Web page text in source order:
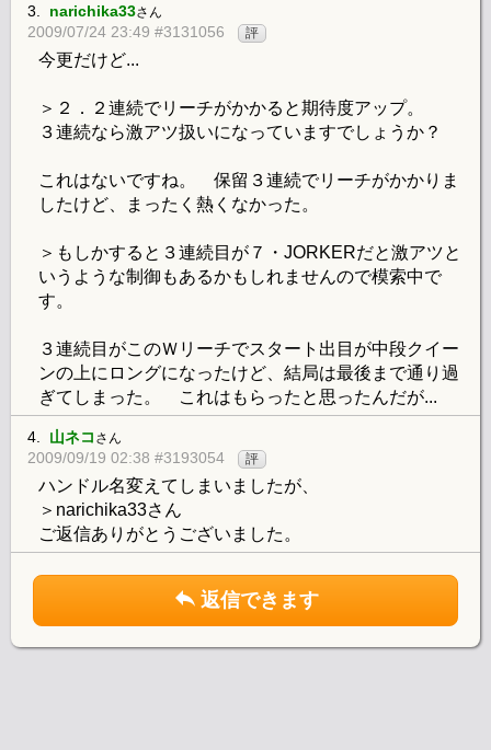
3. narichika33さん
2009/07/24 23:49 #3131056 評
今更だけど...
＞２．２連続でリーチがかかると期待度アップ。
３連続なら激アツ扱いになっていますでしょうか？
これはないですね。 保留３連続でリーチがかかりま
したけど、まったく熱くなかった。
＞もしかすると３連続目が７・JORKERだと激アツと
いうような制御もあるかもしれませんので模索中で
す。
３連続目がこのＷリーチでスタート出目が中段クイー
ンの上にロングになったけど、結局は最後まで通り過
ぎてしまった。 これはもらったと思ったんだが...
4. 山ネコ さん
2009/09/19 02:38 #3193054 評
ハンドル名変えてしまいましたが、
＞narichika33さん
ご返信ありがとうございました。
返信できます